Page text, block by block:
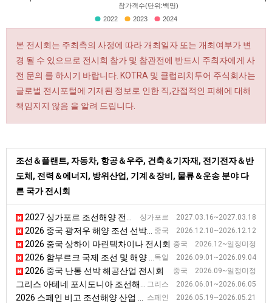
참가객수(단위:백명)
2022 2023 2024
본 전시회는 주최측의 사정에 따라 개최일자 또는 개최여부가 변
경 될 수 있으므로 전시회 참가 및 참관전에 반드시 주최자에게 사
전 문의 를 하시기 바랍니다. KOTRA 및 클럽리치투어 주식회사는
글로벌 전시포털에 기재된 정보로 인한 직,간접적인 피해에 대해
책임지지 않음 을 알려 드립니다.
조선＆플랜트, 자동차, 항공＆우주, 건축＆기자재, 전기전자＆반
도체, 전력＆에너지, 방위산업, 기계＆장비, 물류＆운송 분야 다
른 국가 전시회
싱가포르 2027.03.16~2027.03.18
2027 싱가포르 조선해양 전시회
중국 2026.12.10~2026.12.12
2026 중국 광저우 해양 조선 선박기술 전시회
중국 2026.12~일정미정
2026 중국 상하이 마린텍차이나 전시회
독일 2026.09.01~2026.09.04
2026 함부르크 국제 조선 및 해양 전시회(SMM)
중국 2026.09~일정미정
2026 중국 난통 선박 해공산업 전시회
그리스 2026.06.01~2026.06.05
그리스 아테네 포시도니아 조선해양 전시회
스페인 2026.05.19~2026.05.21
2026 스페인 비고 조선해양 산업 전시회 [NAVALIA]